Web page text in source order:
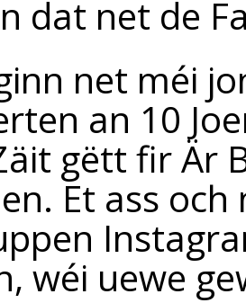
dat net de
net méi
an 10
gëtt fir Är
Et ass
wéi uewe